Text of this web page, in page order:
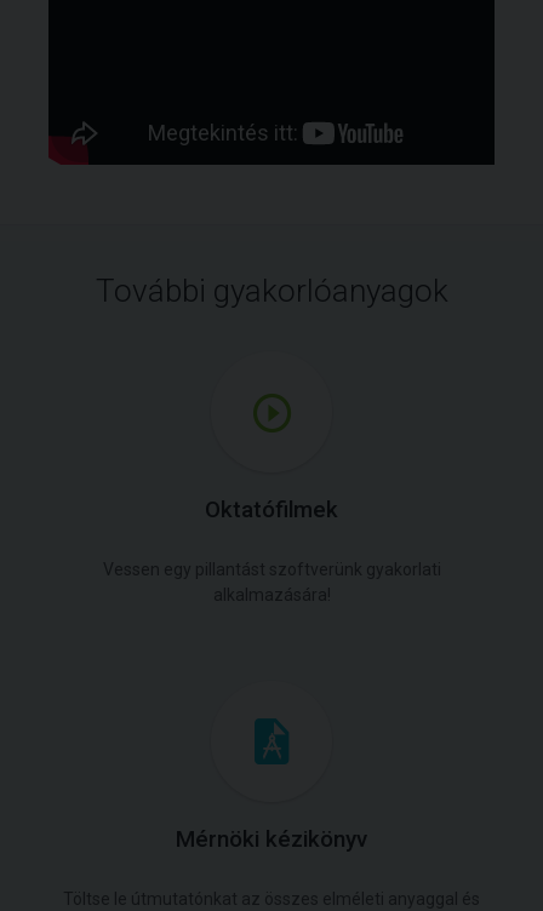
További gyakorlóanyagok
Oktatófilmek
Vessen egy pillantást szoftverünk gyakorlati
alkalmazására!
Mérnöki kézikönyv
Töltse le útmutatónkat az összes elméleti anyaggal és